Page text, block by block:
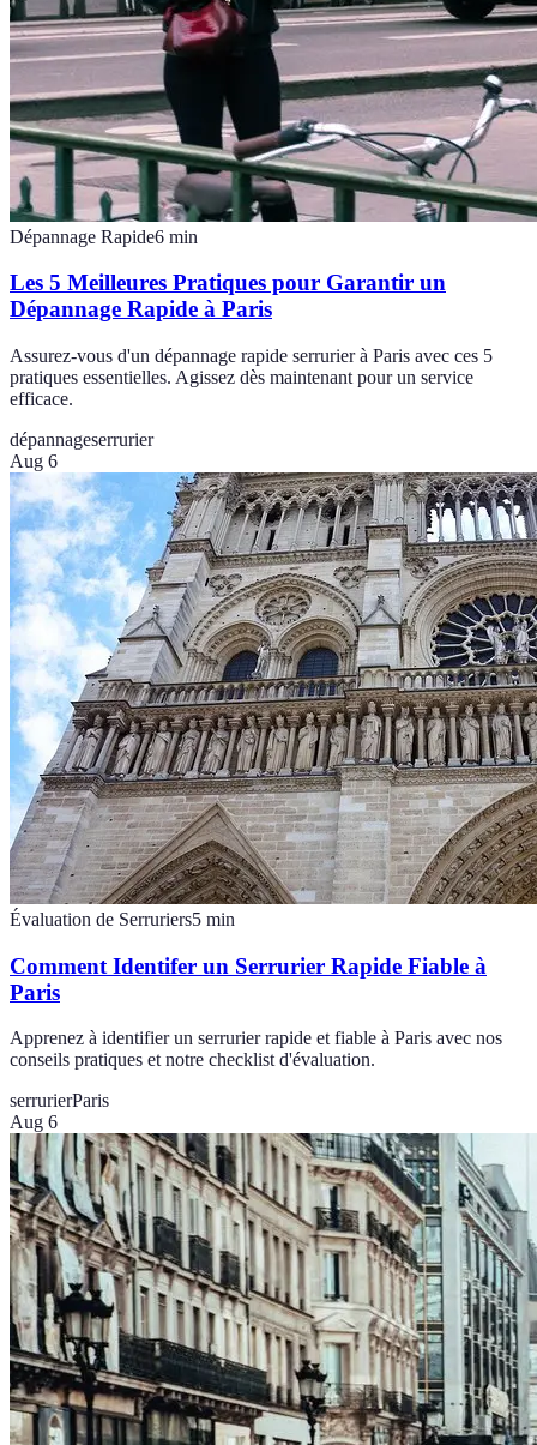
Dépannage Rapide6 min
Les 5 Meilleures Pratiques pour Garantir un
Dépannage Rapide à Paris
Assurez-vous d'un dépannage rapide serrurier à Paris avec ces 5
pratiques essentielles. Agissez dès maintenant pour un service
efficace.
dépannageserrurier
Aug 6
Évaluation de Serruriers5 min
Comment Identifer un Serrurier Rapide Fiable à
Paris
Apprenez à identifier un serrurier rapide et fiable à Paris avec nos
conseils pratiques et notre checklist d'évaluation.
serrurierParis
Aug 6